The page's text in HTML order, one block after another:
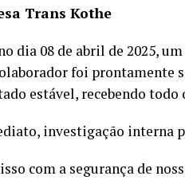
Trans Kothe
dia 08 de abril de 2025,
foi prontamente
estável, recebendo
investigação interna
com a segurança de